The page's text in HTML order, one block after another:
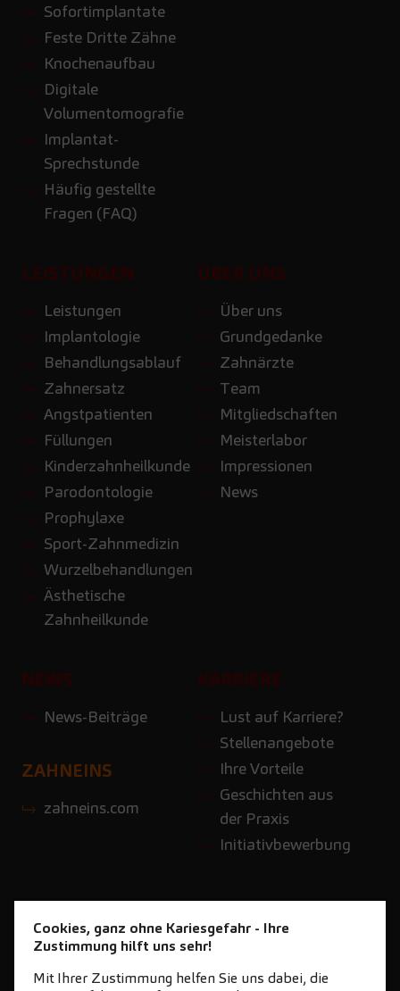
Sofortimplantate
Feste Dritte Zähne
Knochenaufbau
Digitale
Volumentomografie
Implantat-
Sprechstunde
Häufig gestellte
Fragen (FAQ)
LEISTUNGEN
Leistungen
Implantologie
Behandlungsablauf
Zahnersatz
Angstpatienten
Füllungen
Kinderzahnheilkunde
Parodontologie
Prophylaxe
Sport-Zahnmedizin
Wurzelbehandlungen
Ästhetische
Zahnheilkunde
ÜBER UNS
Über uns
Grundgedanke
Zahnärzte
Team
Mitgliedschaften
Meisterlabor
Impressionen
News
NEWS
News-Beiträge
KARRIERE
Lust auf Karriere?
Stellenangebote
Ihre Vorteile
Geschichten aus
der Praxis
Initiativbewerbung
ZAHNEINS
zahneins.com
Cookies, ganz ohne Kariesgefahr - Ihre
Zustimmung hilft uns sehr!
Mit Ihrer Zustimmung helfen Sie uns dabei, die